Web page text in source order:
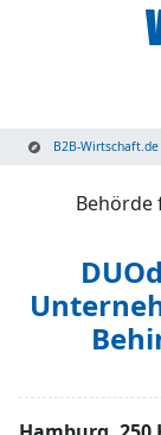
B2B-Wirtschaft.de
Behörde